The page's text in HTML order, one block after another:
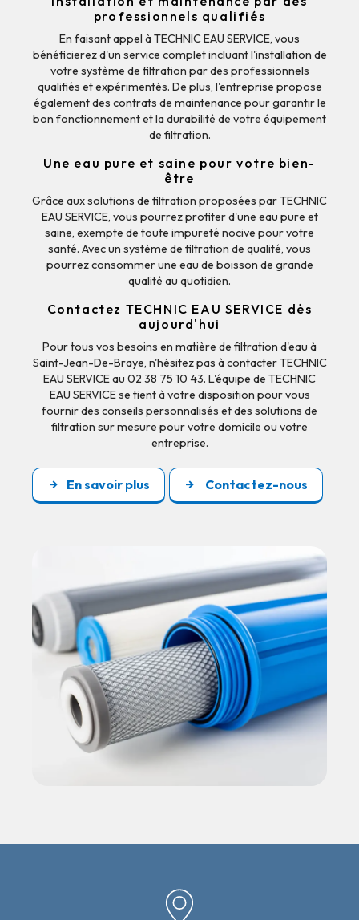
professionnels qualifiés
En faisant appel à TECHNIC EAU SERVICE, vous
bénéficierez d'un service complet incluant l'installation de
votre système de filtration par des professionnels
qualifiés et expérimentés. De plus, l'entreprise propose
également des contrats de maintenance pour garantir le
bon fonctionnement et la durabilité de votre équipement
de filtration.
Une eau pure et saine pour votre bien-
être
Grâce aux solutions de filtration proposées par TECHNIC
EAU SERVICE, vous pourrez profiter d'une eau pure et
saine, exempte de toute impureté nocive pour votre
santé. Avec un système de filtration de qualité, vous
pourrez consommer une eau de boisson de grande
qualité au quotidien.
Contactez TECHNIC EAU SERVICE dès
aujourd'hui
Pour tous vos besoins en matière de filtration d'eau à
Saint-Jean-De-Braye, n'hésitez pas à contacter TECHNIC
EAU SERVICE au 02 38 75 10 43. L'équipe de TECHNIC
EAU SERVICE se tient à votre disposition pour vous
fournir des conseils personnalisés et des solutions de
filtration sur mesure pour votre domicile ou votre
entreprise.
En savoir plus Contactez-nous